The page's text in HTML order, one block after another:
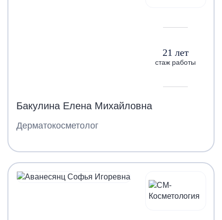
21 лет
стаж работы
Бакулина Елена Михайловна
Дерматокосметолог